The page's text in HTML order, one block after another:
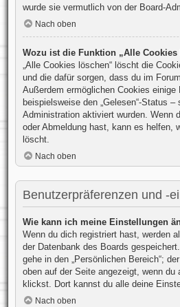
wurde sie vermutlich von der Board-
Nach oben
Wozu ist die Funktion „Alle Cookies
„Alle Cookies löschen“ löscht die
und die dafür sorgen, dass du im
Außerdem ermöglichen Cookies einige
beispielsweise den „Gelesen“-Status
Administration aktiviert wurden. Wenn
oder Abmeldung hast, kann es helfen,
löscht.
Nach oben
Benutzerpräferenzen und -
Wie kann ich meine Einstellungen
Wenn du dich registriert hast, werden
der Datenbank des Boards
gehe in den „Persönlichen Bereich“;
oben auf der Seite angezeigt, wenn du
klickst. Dort kannst du alle deine
Nach oben